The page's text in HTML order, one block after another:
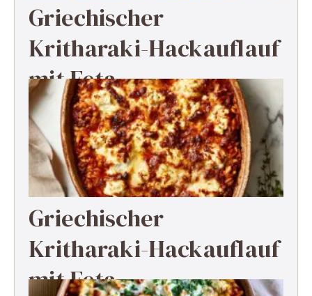
Griechischer
Kritharaki-Hackauflauf
mit Feta
Griechischer
Kritharaki-Hackauflauf
mit Feta